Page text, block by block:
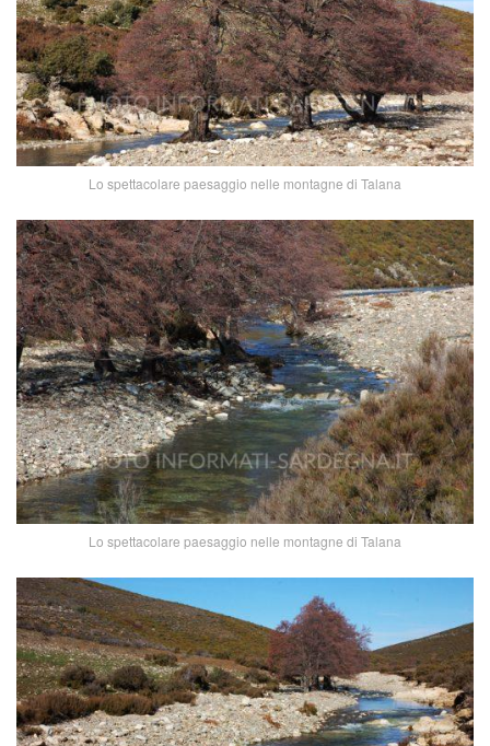
Lo spettacolare paesaggio nelle montagne di Talana
Lo spettacolare paesaggio nelle montagne di Talana